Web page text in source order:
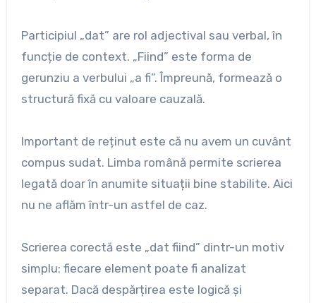
Participiul „dat” are rol adjectival sau verbal, în
funcție de context. „Fiind” este forma de
gerunziu a verbului „a fi”. Împreună, formează o
structură fixă cu valoare cauzală.
Important de reținut este că nu avem un cuvânt
compus sudat. Limba română permite scrierea
legată doar în anumite situații bine stabilite. Aici
nu ne aflăm într-un astfel de caz.
Scrierea corectă este „dat fiind” dintr-un motiv
simplu: fiecare element poate fi analizat
separat. Dacă despărțirea este logică și